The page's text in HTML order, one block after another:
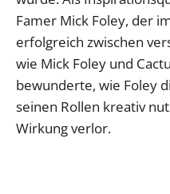
Famer Mick Foley, der
erfolgreich zwischen
wie Mick Foley und
bewunderte, wie Foley
seinen Rollen kreativ
Wirkung verlor.